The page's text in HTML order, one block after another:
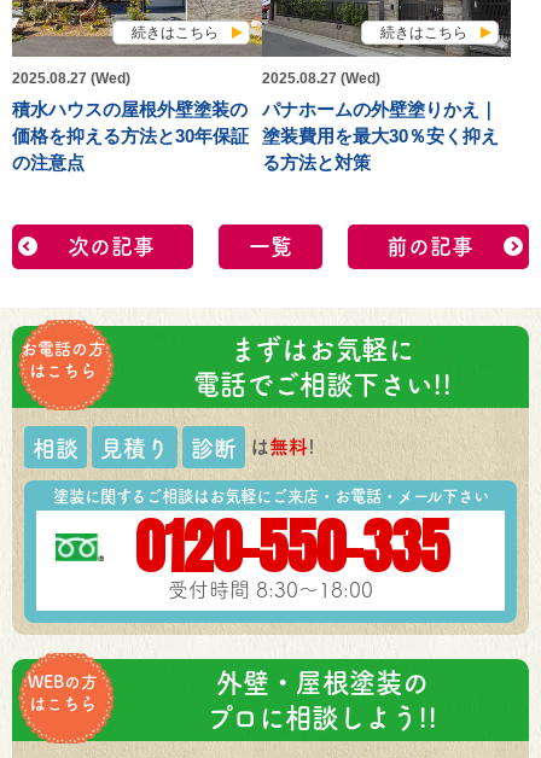
続きはこちら
2025.08.27 (Wed)
積水ハウスの屋根外壁塗装の
価格を抑える方法と30年保証
の注意点
続きはこちら
2025.08.27 (Wed)
パナホームの外壁塗りかえ｜
塗装費用を最大30％安く抑え
る方法と対策
次の記事 一覧 前の記事
お電話の方
はこちら
まずはお気軽に
電話でご相談下さい!!
相談 見積り 診断 は無料!
塗装に関するご相談はお気軽にご来店・お電話・メール下さい
0120-550-335
受付時間 8:30～18:00
WEBの方
はこちら
外壁・屋根塗装の
プロに相談しよう!!